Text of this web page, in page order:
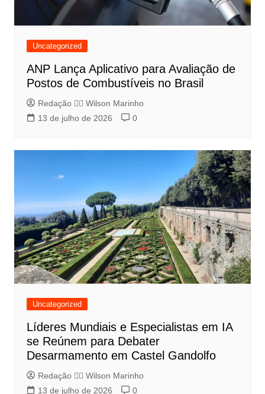
Uncategorized
ANP Lança Aplicativo para Avaliação de
Postos de Combustíveis no Brasil
Redação 👨‍⚖️​ Wilson Marinho
13 de julho de 2026
0
Uncategorized
Líderes Mundiais e Especialistas em IA
se Reúnem para Debater
Desarmamento em Castel Gandolfo
Redação 👨‍⚖️​ Wilson Marinho
13 de julho de 2026
0